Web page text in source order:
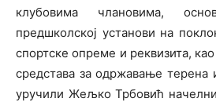
клубовима члановима,
предшколској установи на
спортске опреме и реквизита,
средстава за одржавање терена
уручили Жељко Трбовић